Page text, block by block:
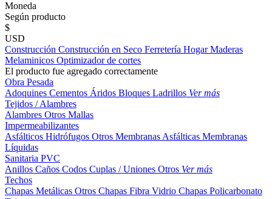
Moneda
Según producto
$
USD
Construcción Construcción en Seco Ferretería HogarMaderas
Melaminicos Optimizador de cortes
El producto fue agregado correctamente
Obra Pesada
Adoquines Cementos Áridos Bloques Ladrillos Ver más
Tejidos / Alambres
Alambres Otros Mallas
Impermeabilizantes
Asfálticos Hidrófugos Otros Membranas Asfálticas Membranas
Líquidas
Sanitaria PVC
Anillos Caños Codos Cuplas / Uniones Otros Ver más
Techos
Chapas Metálicas Otros Chapas Fibra Vidrio Chapas Policarbonato